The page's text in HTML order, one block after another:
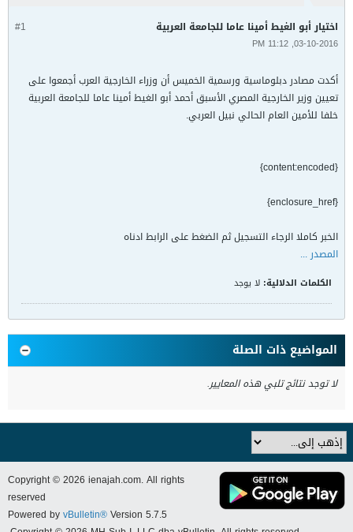
#1 اختيار أبو الغيط أمينا عاما للجامعة العربية
03-10-2016, 11:12 PM
أكدت مصادر دبلوماسية ورسمية الخميس أن وزراء الخارجية العرب أجمعوا على
تعيين وزير الخارجية المصري الأسبق أحمد أبو الغيط أمينا عاما للجامعة العربية
خلفا للأمين العام الحالي نبيل العربي.
{content:encoded}
{enclosure_href}
الخبر كاملا الرجاء التسجيل ثم الضغط على الرابط ادناه
المصدر ...
الكلمات الدلالية: لا يوجد
المواضيع ذات الصلة
لا توجد نتائج تلبي هذه المعايير.
Copyright © 2026 ienajah.com. All rights
reserved
Powered byvBulletin®Version 5.7.5